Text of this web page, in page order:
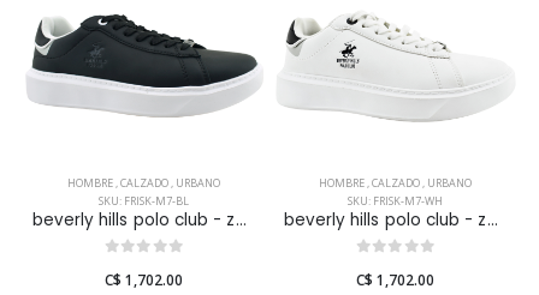
HOMBRE,CALZADO, URBANO
SKU: FRISK-M7-BL
beverly hills polo club - zapatilla urbana frisk para hombre
C$ 1,702.00
HOMBRE,CALZADO, URBANO
SKU: FRISK-M7-WH
beverly hills polo club - zapatilla urbana frisk para hombre
C$ 1,702.00